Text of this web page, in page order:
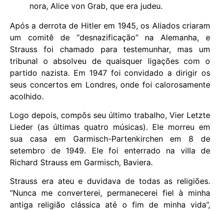
nora, Alice von Grab, que era judeu.
Após a derrota de Hitler em 1945, os Aliados criaram
um comitê de “desnazificação” na Alemanha, e
Strauss foi chamado para testemunhar, mas um
tribunal o absolveu de quaisquer ligações com o
partido nazista. Em 1947 foi convidado a dirigir os
seus concertos em Londres, onde foi calorosamente
acolhido.
Logo depois, compôs seu último trabalho, Vier Letzte
Lieder (as últimas quatro músicas). Ele morreu em
sua casa em Garmisch-Partenkirchen em 8 de
setembro de 1949. Ele foi enterrado na villa de
Richard Strauss em Garmisch, Baviera.
Strauss era ateu e duvidava de todas as religiões.
“Nunca me converterei, permanecerei fiel à minha
antiga religião clássica até o fim de minha vida”,